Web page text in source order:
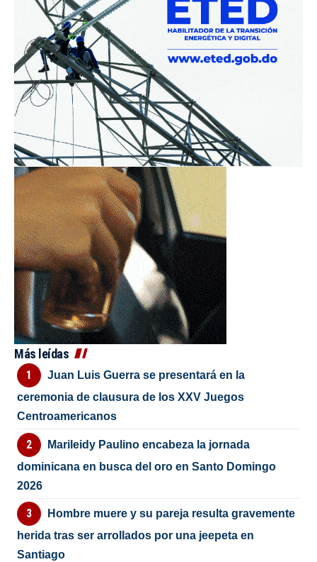
Más leídas
Juan Luis Guerra se presentará en la
ceremonia de clausura de los XXV Juegos
Centroamericanos
Marileidy Paulino encabeza la jornada
dominicana en busca del oro en Santo Domingo
2026
Hombre muere y su pareja resulta gravemente
herida tras ser arrollados por una jeepeta en
Santiago